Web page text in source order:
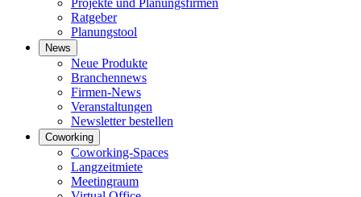
Projekte und Planungsfirmen
Ratgeber
Planungstool
News
Neue Produkte
Branchennews
Firmen-News
Veranstaltungen
Newsletter bestellen
Coworking
Coworking-Spaces
Langzeitmiete
Meetingraum